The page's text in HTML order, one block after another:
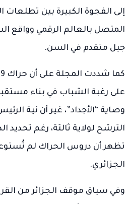
إلى الفجوة الكبيرة بين تطلعات
المتصل بالعالم الرقمي وواقع
جيل متقدم في السن.
على رغبة الشباب في بناء
وصاية “الأجداد”، غير أن نية
الترشح لولاية ثالثة، رغم تحديد
تظهر أن دروس الحراك لم
الجزائري.
وفي سياق موقف الجزائر من